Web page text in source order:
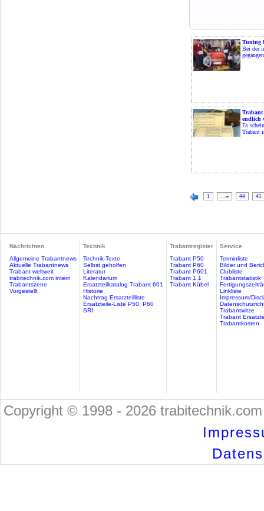
Tuning
Bei der
Trabant
endlich
Es
Trabant
1 … 44 45
Nachrichten
Allgemeine Trabantnews
Aktuelle Trabantnews
Trabant weltweit
trabitechnik.com intern
Trabantszene
Vorgestellt
Technik
Technik-Texte
Selbst geholfen
Literatur
Kalendarium
Ersatzteilkatalog Trabant 601
Historie
Nachtrag Ersatzteilliste
Ersatzteile-Liste P50, P60
SRI
Trabantregister
Trabant P50
Trabant P60
Trabant P601
Trabant 1.1
Trabant Kübel
Service
Terminliste
Bilder und
Clubliste
Trabantstatistik
Linkliste
Impressum/
Trabantwitze
Trabant
Trabantkosten
Copyright © 1998 - 2026